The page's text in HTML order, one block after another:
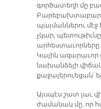
գործատեղի մը
Բարեբախտաբար,
պայմաններու մէջ
չկար,
արհեստաւորները
Կային ազարաւոր
նախանձելի
քաջալերուեցան՝
Այսպէս շատ լաւ
ժամանակ մը, որ